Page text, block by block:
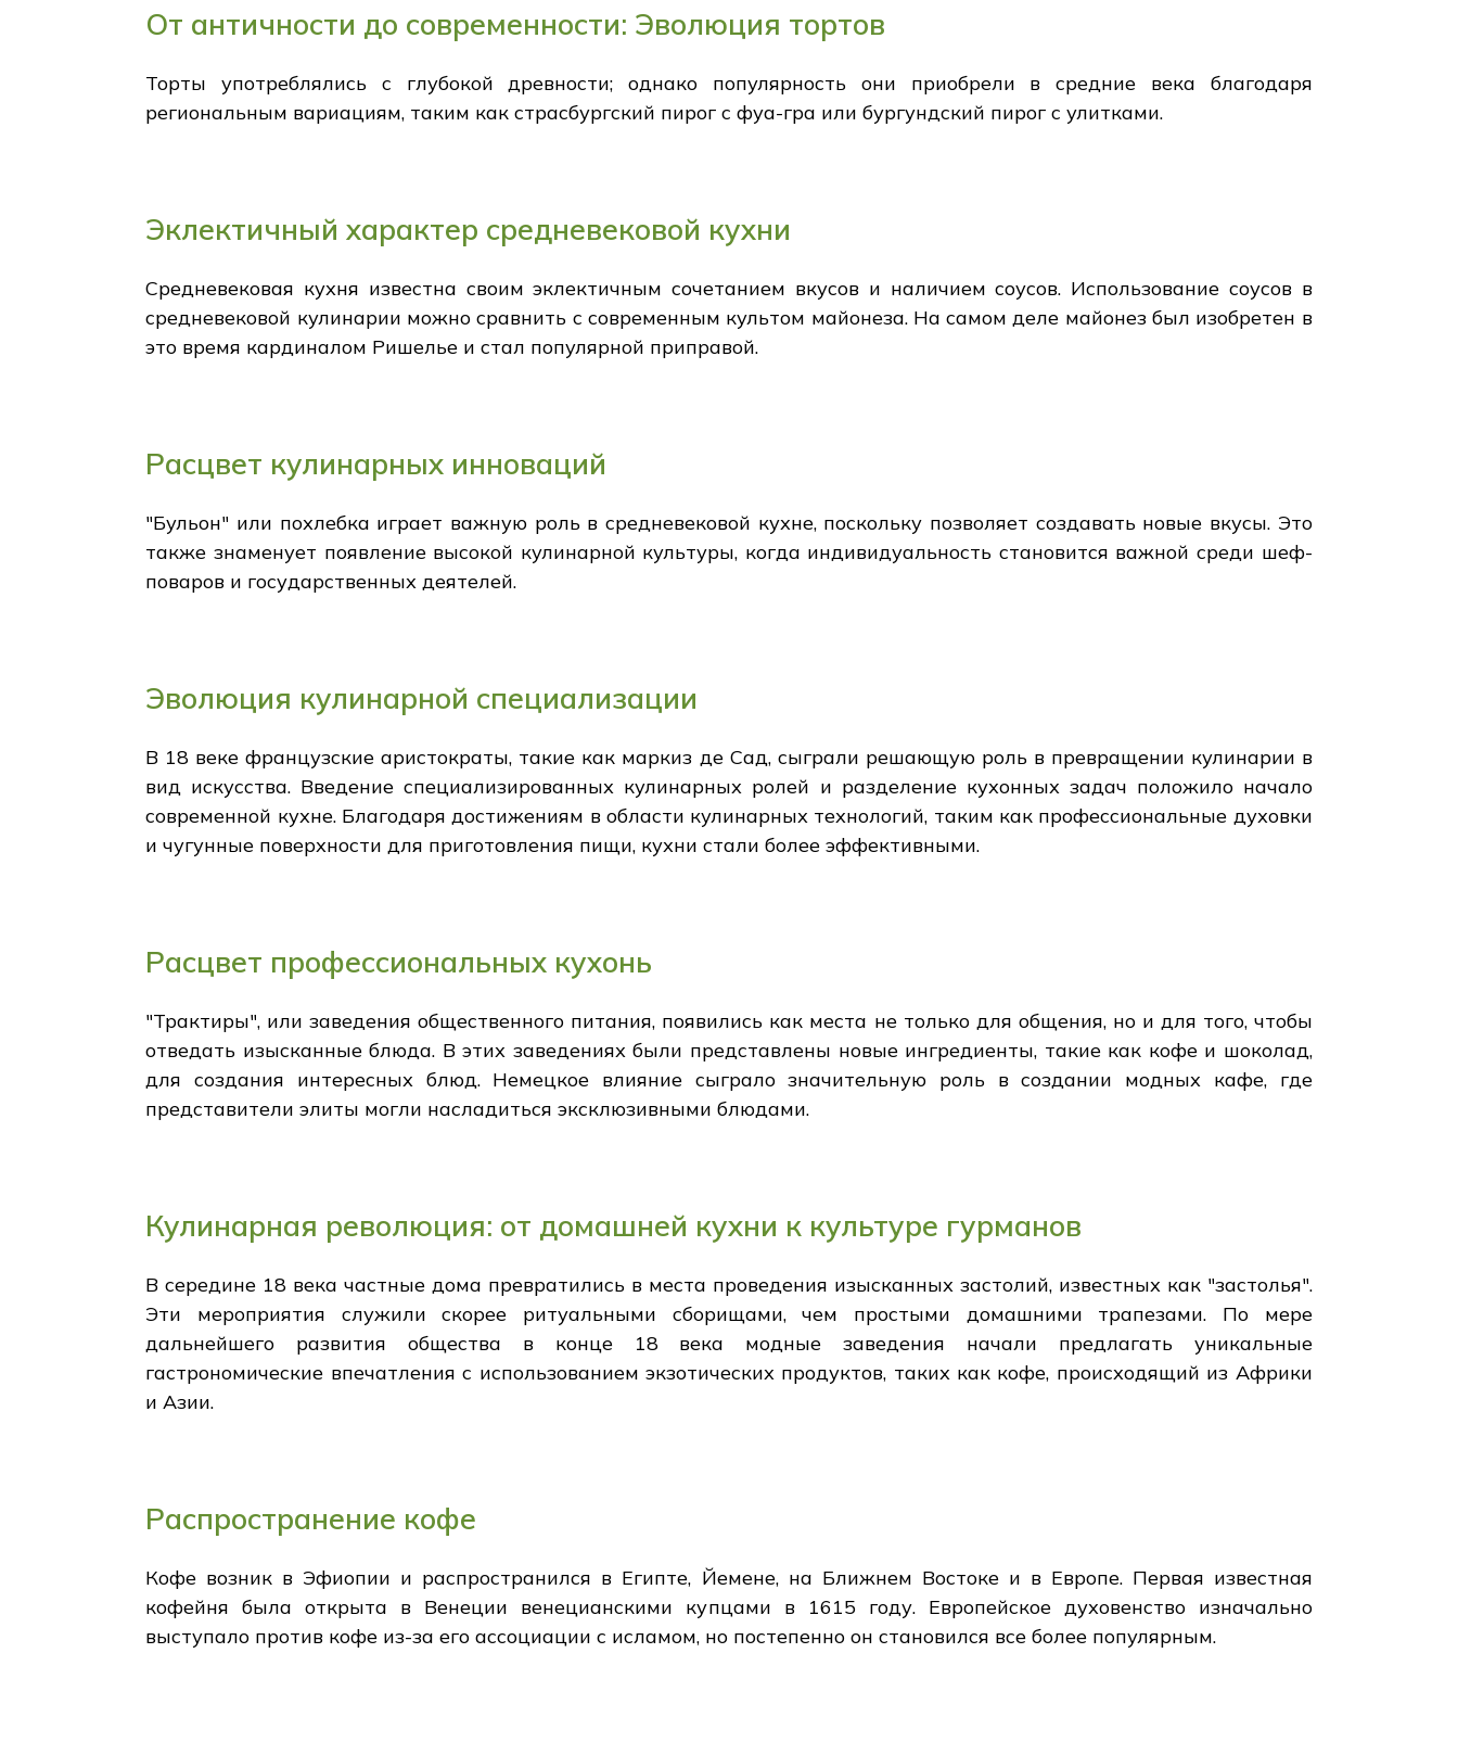
От античности до современности: Эволюция тортов
Торты употреблялись с глубокой древности; однако популярность они приобрели в средние века благодаря
региональным вариациям, таким как страсбургский пирог с фуа-гра или бургундский пирог с улитками.
Эклектичный характер средневековой кухни
Средневековая кухня известна своим эклектичным сочетанием вкусов и наличием соусов. Использование соусов в
средневековой кулинарии можно сравнить с современным культом майонеза. На самом деле майонез был изобретен в
это время кардиналом Ришелье и стал популярной приправой.
Расцвет кулинарных инноваций
"Бульон" или похлебка играет важную роль в средневековой кухне, поскольку позволяет создавать новые вкусы. Это
также знаменует появление высокой кулинарной культуры, когда индивидуальность становится важной среди шеф-
поваров и государственных деятелей.
Эволюция кулинарной специализации
В 18 веке французские аристократы, такие как маркиз де Сад, сыграли решающую роль в превращении кулинарии в
вид искусства. Введение специализированных кулинарных ролей и разделение кухонных задач положило начало
современной кухне. Благодаря достижениям в области кулинарных технологий, таким как профессиональные духовки
и чугунные поверхности для приготовления пищи, кухни стали более эффективными.
Расцвет профессиональных кухонь
"Трактиры", или заведения общественного питания, появились как места не только для общения, но и для того, чтобы
отведать изысканные блюда. В этих заведениях были представлены новые ингредиенты, такие как кофе и шоколад,
для создания интересных блюд. Немецкое влияние сыграло значительную роль в создании модных кафе, где
представители элиты могли насладиться эксклюзивными блюдами.
Кулинарная революция: от домашней кухни к культуре гурманов
В середине 18 века частные дома превратились в места проведения изысканных застолий, известных как "застолья".
Эти мероприятия служили скорее ритуальными сборищами, чем простыми домашними трапезами. По мере
дальнейшего развития общества в конце 18 века модные заведения начали предлагать уникальные
гастрономические впечатления с использованием экзотических продуктов, таких как кофе, происходящий из Африки
и Азии.
Распространение кофе
Кофе возник в Эфиопии и распространился в Египте, Йемене, на Ближнем Востоке и в Европе. Первая известная
кофейня была открыта в Венеции венецианскими купцами в 1615 году. Европейское духовенство изначально
выступало против кофе из-за его ассоциации с исламом, но постепенно он становился все более популярным.